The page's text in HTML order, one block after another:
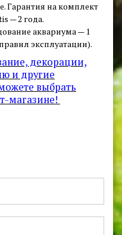
Гарантия на комплект
— 2 года.
аквариума — 1
эксплуатации).
декорации,
и другие
выбрать
магазине!